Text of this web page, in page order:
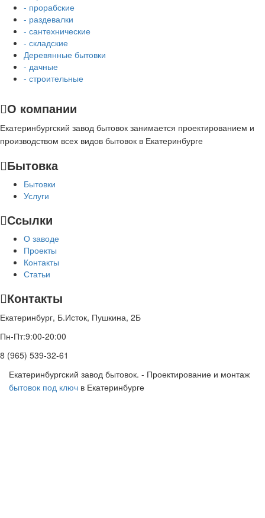
- прорабские
- раздевалки
- сантехнические
- складские
Деревянные бытовки
- дачные
- строительные
О компании
Екатеринбургский завод бытовок занимается проектированием и
производством всех видов бытовок в Екатеринбурге
Бытовка
Бытовки
Услуги
Ссылки
О заводе
Проекты
Контакты
Статьи
Контакты
Екатеринбург, Б.Исток, Пушкина, 2Б
Пн-Пт:9:00-20:00
8 (965) 539-32-61
Екатеринбургский завод бытовок. - Проектирование и монтаж
бытовок под ключ в Екатеринбурге